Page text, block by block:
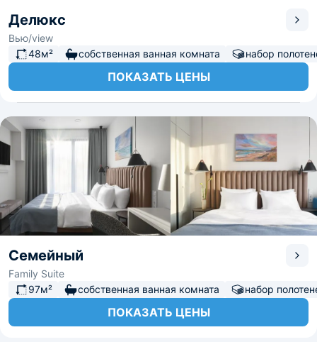
Делюкс
Вью/view
48м²
собственная ванная комната набор
ПОКАЗАТЬ ЦЕНЫ
Семейный
Family Suite
97м²
собственная ванная комната набор
ПОКАЗАТЬ ЦЕНЫ